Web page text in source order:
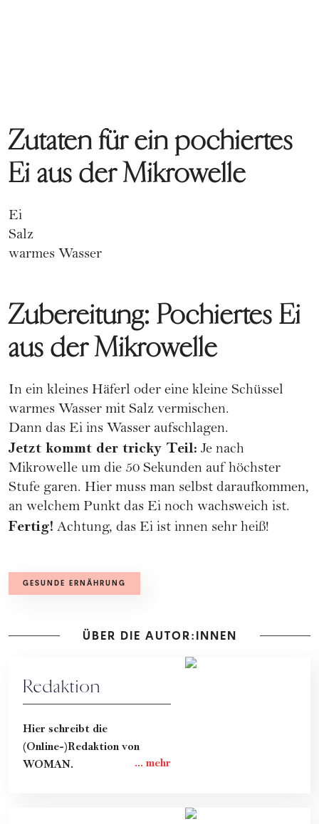
Zutaten für ein pochiertes
Ei aus der Mikrowelle
Ei
Salz
warmes Wasser
Zubereitung: Pochiertes Ei
aus der Mikrowelle
In ein kleines Häferl oder eine kleine Schüssel
warmes Wasser mit Salz vermischen.
Dann das Ei ins Wasser aufschlagen.
Jetzt kommt der tricky Teil: Je nach
Mikrowelle um die 50 Sekunden auf höchster
Stufe garen. Hier muss man selbst daraufkommen,
an welchem Punkt das Ei noch wachsweich ist.
Fertig! Achtung, das Ei ist innen sehr heiß!
GESUNDE ERNÄHRUNG
ÜBER DIE AUTOR:INNEN
Redaktion
Hier schreibt die
(Online-)Redaktion von
WOMAN.